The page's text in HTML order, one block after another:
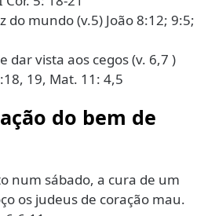
do mundo (v.5) João 8:12; 9:5;
dar vista aos cegos (v. 6,7 )
19, Mat. 11: 4,5
do bem de
num sábado, a cura de um
os judeus de coração mau.